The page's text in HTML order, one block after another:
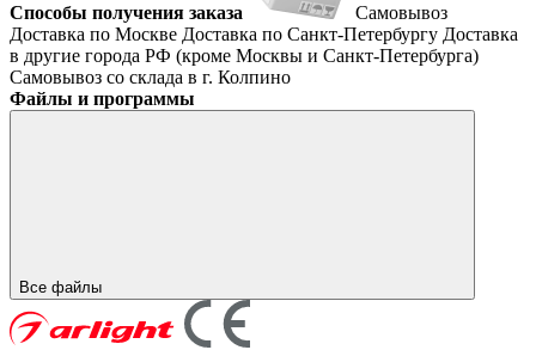
Способы получения заказа
Самовывоз
Доставка по Москве Доставка по Санкт-Петербургу Доставка
в другие города РФ (кроме Москвы и Санкт-Петербурга)
Самовывоз со склада в г. Колпино
Файлы и программы
Все файлы